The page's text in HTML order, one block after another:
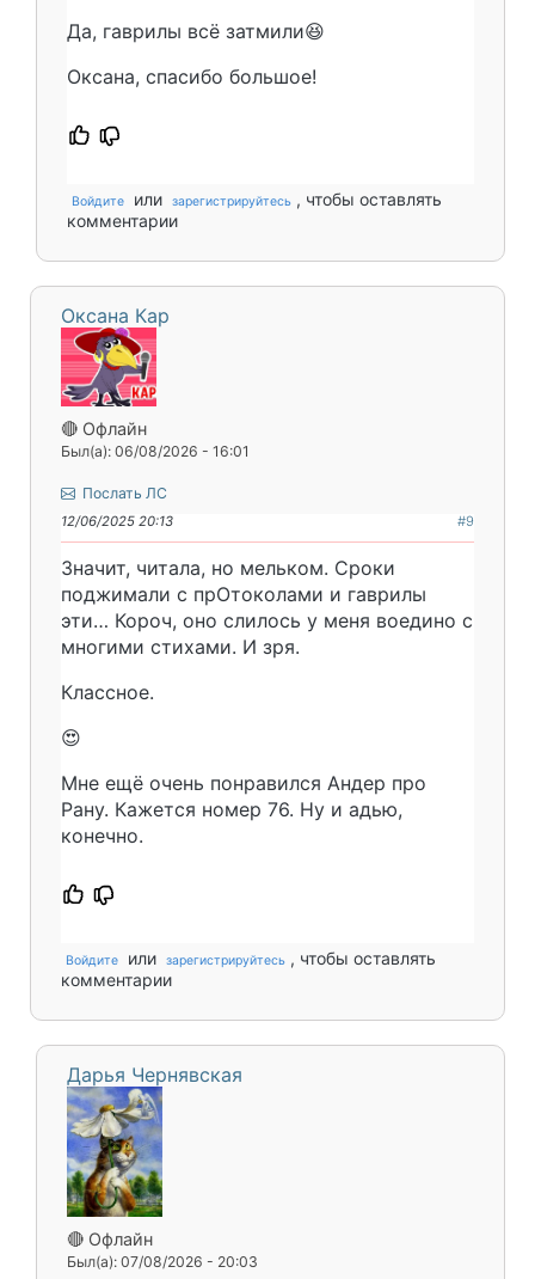
Да, гаврилы всё затмили😆
Оксана, спасибо большое!
Войдите или зарегистрируйтесь , чтобы оставлять
комментарии
Оксана Кар
🔴 Офлайн
Был(а): 06/08/2026 - 16:01
Послать ЛС
12/06/2025 20:13 #9
Значит, читала, но мельком. Сроки
поджимали с прОтоколами и гаврилы
эти… Короч, оно слилось у меня воедино с
многими стихами. И зря.
Классное.
😍
Мне ещё очень понравился Андер про
Рану. Кажется номер 76. Ну и адью,
конечно.
Войдите или зарегистрируйтесь , чтобы оставлять
комментарии
Дарья Чернявская
🔴 Офлайн
Был(а): 07/08/2026 - 20:03